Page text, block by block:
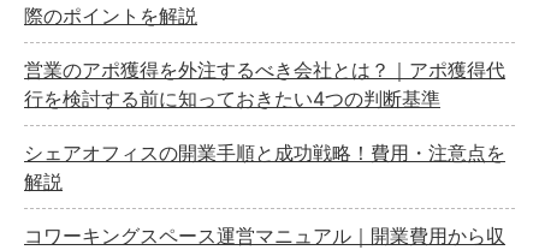
際のポイントを解説
営業のアポ獲得を外注するべき会社とは？｜アポ獲得代
行を検討する前に知っておきたい4つの判断基準
シェアオフィスの開業手順と成功戦略！費用・注意点を
解説
コワーキングスペース運営マニュアル｜開業費用から収